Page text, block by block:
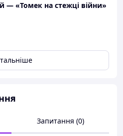
«Томек на стежці війни»
знаменитого циклу про юного
Цього разу герой
характеру та
й ворогами.
світ прерій, військових
зіткнень між цивілізацією й
Запитання (0)